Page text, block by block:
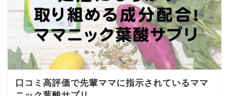
口コミ高評価で先輩ママに指示されているママ